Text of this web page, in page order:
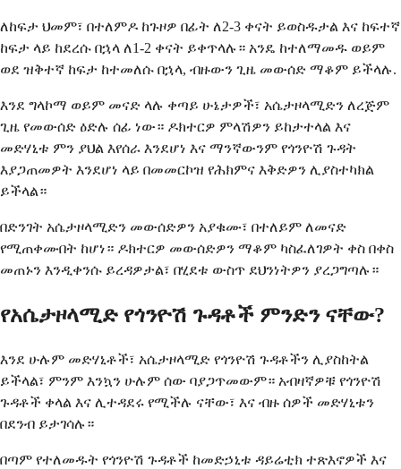
ለከፍታ ህመም፣ በተለምዶ ከጉዞዎ በፊት ለ2-3 ቀናት ይወስዱታል እና ከፍተኛ
ከፍታ ላይ ከደረሱ በኋላ ለ1-2 ቀናት ይቀጥላሉ። አንዴ ከተለማመዱ ወይም
ወደ ዝቅተኛ ከፍታ ከተመለሱ በኋላ, ብዙውን ጊዜ መውሰድ ማቆም ይችላሉ.
እንደ ግላኮማ ወይም መናድ ላሉ ቀጣይ ሁኔታዎች፣ አሴታዞላሚድን ለረጅም
ጊዜ የመውሰድ ዕድሉ ሰፊ ነው። ዶክተርዎ ምላሽዎን ይከታተላል እና
መድሃኒቱ ምን ያህል እየሰራ እንደሆነ እና ማንኛውንም የጎንዮሽ ጉዳት
እያጋጠመዎት እንደሆነ ላይ በመመርኮዝ የሕክምና እቅድዎን ሊያስተካክል
ይችላል።
በድንገት አሴታዞላሚድን መውሰድዎን አያቁሙ፣ በተለይም ለመናድ
የሚጠቀሙበት ከሆነ። ዶክተርዎ መውሰድዎን ማቆም ካስፈለገዎት ቀስ በቀስ
መጠኑን እንዲቀንሱ ይረዳዎታል፣ በሂደቱ ውስጥ ደህንነትዎን ያረጋግጣሉ።
የአሴታዞላሚድ የጎንዮሽ ጉዳቶች ምንድን ናቸው?
እንደ ሁሉም መድሃኒቶች፣ አሴታዞላሚድ የጎንዮሽ ጉዳቶችን ሊያስከትል
ይችላል፣ ምንም እንኳን ሁሉም ሰው ባያጋጥመውም። አብዛኛዎቹ የጎንዮሽ
ጉዳቶች ቀላል እና ሊተዳደሩ የሚችሉ ናቸው፣ እና ብዙ ሰዎች መድሃኒቱን
በደንብ ይታገሳሉ።
በጣም የተለመዱት የጎንዮሽ ጉዳቶች ከመድኃኒቱ ዳይሬቲክ ተጽእኖዎች እና